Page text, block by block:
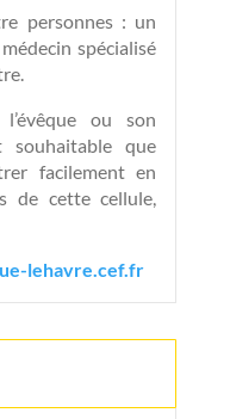
personnes : un
spécialisé
ou son
souhaitable que
facilement en
de cette cellule,
lehavre.cef.fr